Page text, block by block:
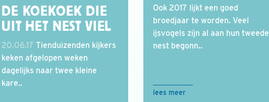
DE KOEKOEK DIE
UIT HET NEST VIEL
20.06.17 Tienduizenden kijkers
keken afgelopen weken
dagelijks naar twee kleine
kare..
Ook 2017 lijkt een goed
broedjaar te worden. Veel
ijsvogels zijn al aan hun tweede
nest begonn..
lees meer